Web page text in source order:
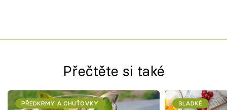
Přečtěte si také
PŘEDKRMY A CHUŤOVKY SLADKÉ